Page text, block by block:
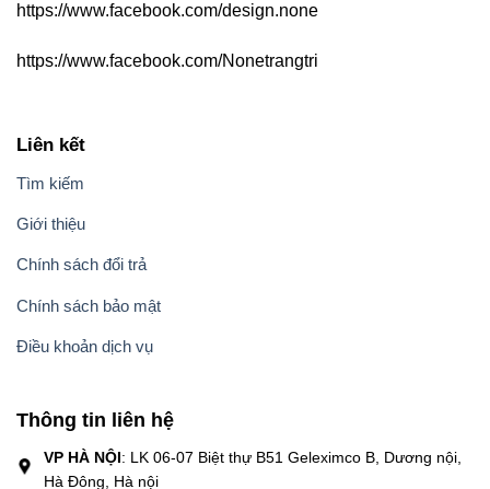
Liên kết
Tìm kiếm
Giới thiệu
Chính sách đổi trả
Chính sách bảo mật
Điều khoản dịch vụ
Thông tin liên hệ
VP HÀ NỘI: LK 06-07 Biệt thự B51 Geleximco B, Dương nội,
Hà Đông, Hà nội
https://www.facebook.com/design.none
https://www.facebook.com/Nonetrangtri